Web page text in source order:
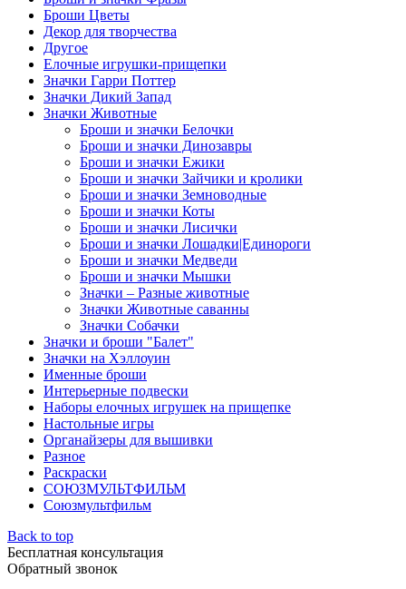
Броши Цветы
Декор для творчества
Другое
Елочные игрушки-прищепки
Значки Гарри Поттер
Значки Дикий Запад
Значки Животные
Броши и значки Белочки
Броши и значки Динозавры
Броши и значки Ежики
Броши и значки Зайчики и кролики
Броши и значки Земноводные
Броши и значки Коты
Броши и значки Лисички
Броши и значки Лошадки|Единороги
Броши и значки Медведи
Броши и значки Мышки
Значки – Разные животные
Значки Животные саванны
Значки Собачки
Значки и броши "Балет"
Значки на Хэллоуин
Именные броши
Интерьерные подвески
Наборы елочных игрушек на прищепке
Настольные игры
Органайзеры для вышивки
Разное
Раскраски
СОЮЗМУЛЬТФИЛЬМ
Союзмультфильм
Back to top
Бесплатная консультация
Обратный звонок